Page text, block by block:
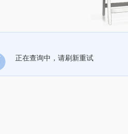
正在查询中，请刷新重试